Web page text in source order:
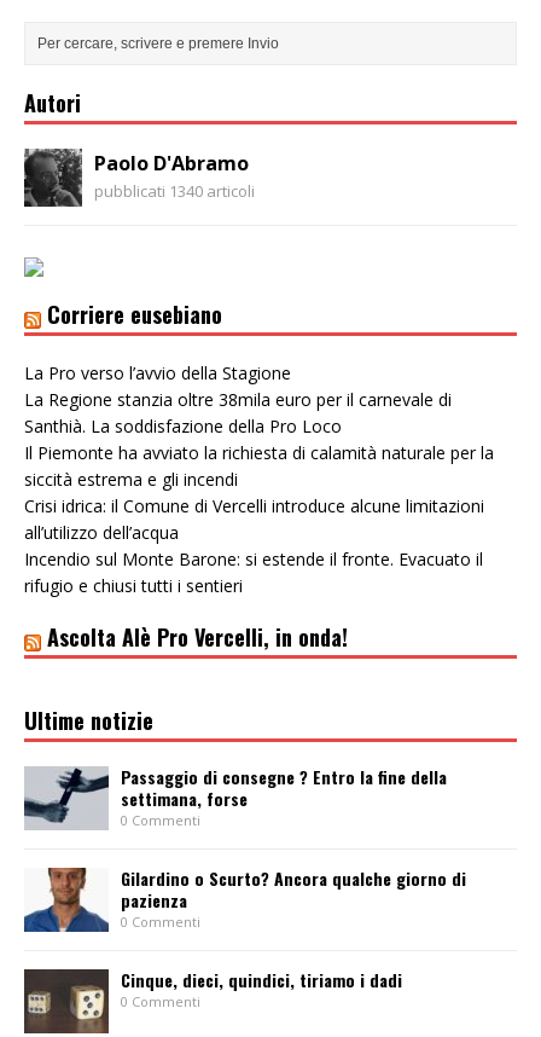
Autori
Paolo D'Abramo
pubblicati 1340 articoli
Corriere eusebiano
La Pro verso l’avvio della Stagione
La Regione stanzia oltre 38mila euro per il carnevale di
Santhià. La soddisfazione della Pro Loco
Il Piemonte ha avviato la richiesta di calamità naturale per la
siccità estrema e gli incendi
Crisi idrica: il Comune di Vercelli introduce alcune limitazioni
all’utilizzo dell’acqua
Incendio sul Monte Barone: si estende il fronte. Evacuato il
rifugio e chiusi tutti i sentieri
Ascolta Alè Pro Vercelli, in onda!
Ultime notizie
Passaggio di consegne ? Entro la fine della
settimana, forse
0 Commenti
Gilardino o Scurto? Ancora qualche giorno di
pazienza
0 Commenti
Cinque, dieci, quindici, tiriamo i dadi
0 Commenti